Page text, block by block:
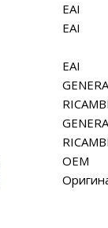
EAI
EAI
EAI
OEM